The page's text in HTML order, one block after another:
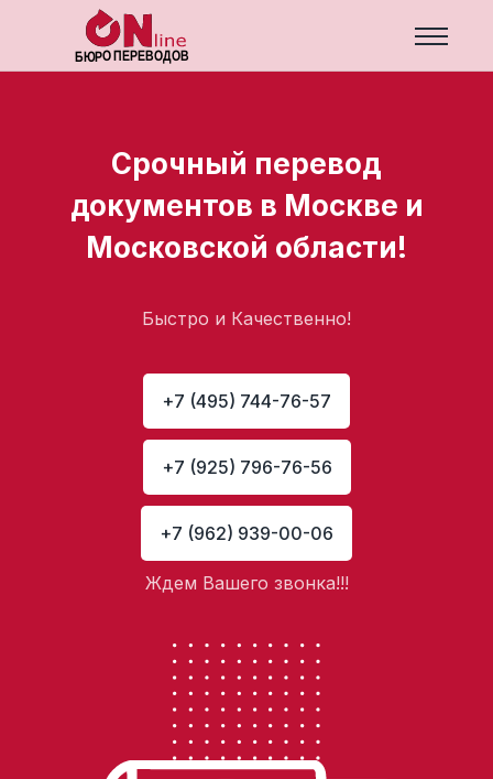
Срочный перевод
документов в Москве и
Московской области!
Быстро и Качественно!
+7 (495) 744-76-57
+7 (925) 796-76-56
+7 (962) 939-00-06
Ждем Вашего звонка!!!